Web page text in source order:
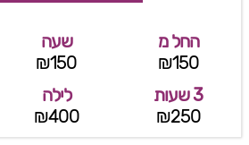
החל מ
₪150
שעה
₪150
3 שעות
₪250
לילה
₪400